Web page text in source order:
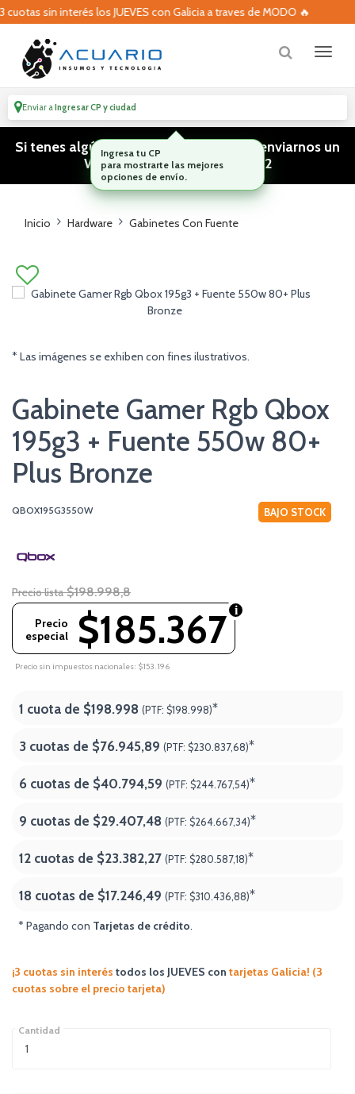
sin interés los JUEVES con Galicia a traves de MODO 🔥
Enviar aIngresar CP y ciudad
Si tenes algún tipo de consulta podes enviarnos un
WhatsApp! (011) 15 5386 3812
Inicio Hardware Gabinetes Con Fuente
* Las imágenes se exhiben con fines ilustrativos.
Gabinete Gamer Rgb Qbox
195g3 + Fuente 550w 80+
Plus Bronze
QBOX195G3550W BAJO STOCK
Precio lista $198.998,8
$185.367
Precio
especial
Precio sin impuestos nacionales: $153.196
1 cuota de $198.998 (PTF: $198.998)*
3 cuotas de $76.945,89 (PTF: $230.837,68)*
6 cuotas de $40.794,59 (PTF: $244.767,54)*
9 cuotas de $29.407,48 (PTF: $264.667,34)*
12 cuotas de $23.382,27 (PTF: $280.587,18)*
18 cuotas de $17.246,49 (PTF: $310.436,88)*
* Pagando con Tarjetas de crédito.
¡3 cuotas sin interés todos los JUEVES con tarjetas Galicia! (3
cuotas sobre el precio tarjeta)
Cantidad